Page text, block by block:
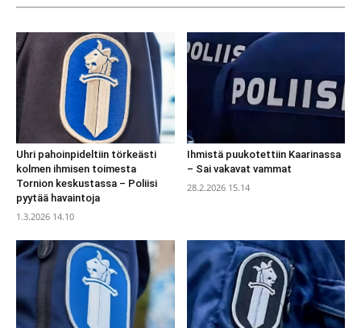
Uhri pahoinpideltiin törkeästi
kolmen ihmisen toimesta
Tornion keskustassa – Poliisi
pyytää havaintoja
1.3.2026 14.10
Ihmistä puukotettiin Kaarinassa
– Sai vakavat vammat
28.2.2026 15.14